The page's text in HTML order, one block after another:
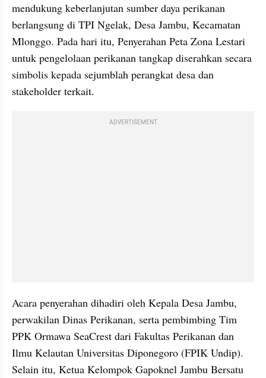
mendukung keberlanjutan sumber daya perikanan
berlangsung di TPI Ngelak, Desa Jambu, Kecamatan
Mlonggo. Pada hari itu, Penyerahan Peta Zona Lestari
untuk pengelolaan perikanan tangkap diserahkan secara
simbolis kepada sejumblah perangkat desa dan
stakeholder terkait.
ADVERTISEMENT
Acara penyerahan dihadiri oleh Kepala Desa Jambu,
perwakilan Dinas Perikanan, serta pembimbing Tim
PPK Ormawa SeaCrest dari Fakultas Perikanan dan
Ilmu Kelautan Universitas Diponegoro (FPIK Undip).
Selain itu, Ketua Kelompok Gapoknel Jambu Bersatu